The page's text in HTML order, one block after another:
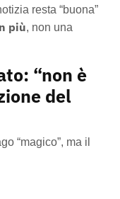
resta “buona”
più, non una
“non è
del
“magico”, ma il